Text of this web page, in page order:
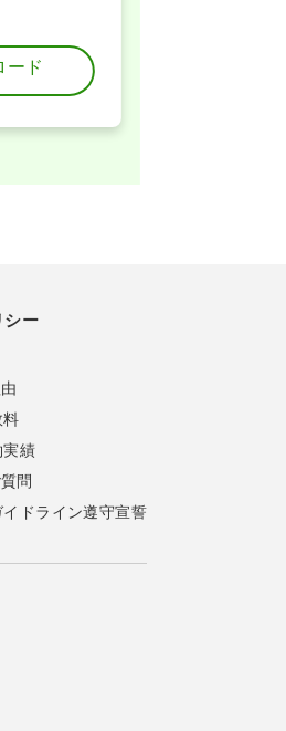
ード
シー
料
実績
問
ドライン遵守宣誓